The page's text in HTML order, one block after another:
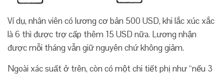
Ví dụ, nhân viên có lương cơ bản 500 USD, khi lắc xúc xắc
là 6 thì được trợ cấp thêm 15 USD nữa. Lương nhận
được mỗi tháng vẫn giữ nguyên chứ không giảm.
Ngoài xác suất ở trên, còn có một chi tiết phị như “nếu 3